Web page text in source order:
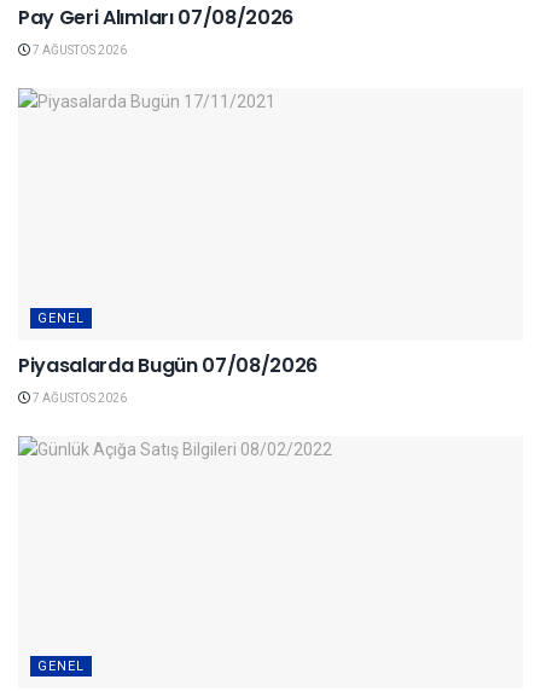
Pay Geri Alımları 07/08/2026
7 AĞUSTOS 2026
GENEL
Piyasalarda Bugün 07/08/2026
7 AĞUSTOS 2026
GENEL